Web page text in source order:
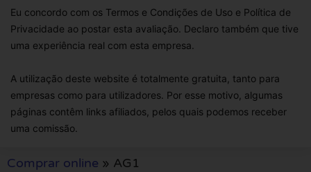
Eu concordo com os Termos e Condições de Uso e Política de
Privacidade ao postar esta avaliação. Declaro também que tive
uma experiência real com esta empresa.
A utilização deste website é totalmente gratuita, tanto para
empresas como para utilizadores. Por esse motivo, algumas
páginas contêm links afiliados, pelos quais podemos receber
uma comissão.
Comprar online » AG1